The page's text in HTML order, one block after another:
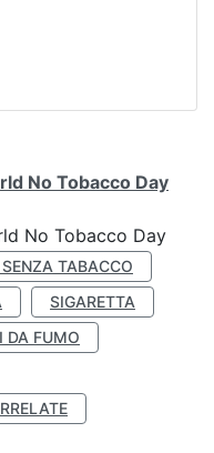
No Tobacco Day
No Tobacco Day
TABACCO
SIGARETTA
DA FUMO